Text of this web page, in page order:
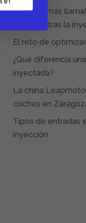
La parte más
empieza tras la
El reto de
¿Qué diferencia
inyectada?
La china
coches en
Tipos de entradas
inyección